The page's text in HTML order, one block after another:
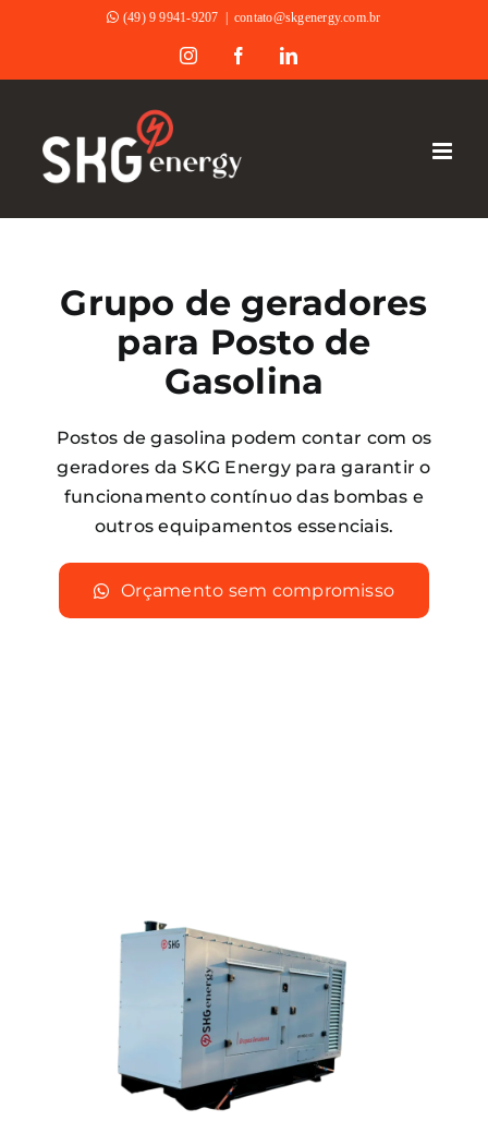
(49) 9 9941-9207 contato@skgenergy.com.br
InstagramFacebookLinkedIn
Grupo de geradores
para Posto de
Gasolina
Postos de gasolina podem contar com os
geradores da SKG Energy para garantir o
funcionamento contínuo das bombas e
outros equipamentos essenciais.
Orçamento sem compromisso